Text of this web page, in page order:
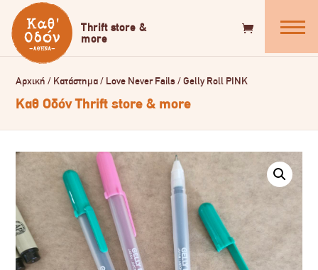
Αρχική / Κατάστημα/ Love Never Fails/Gelly Roll PINK
Καθ Οδόν Thrift store & more